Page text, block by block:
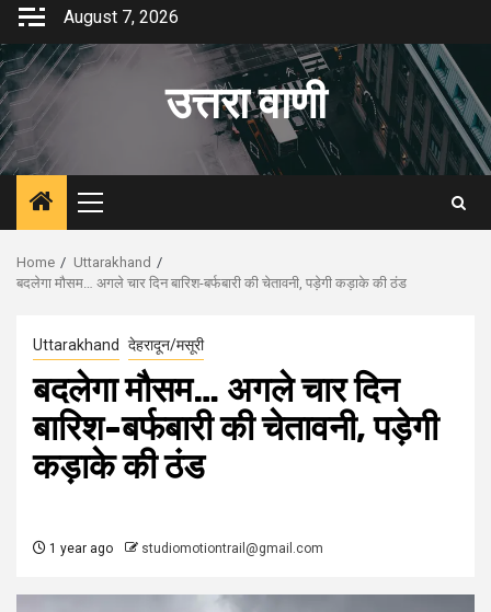
Skip
content
August 7, 2026
उत्तरा वाणी
Primary
Menu
Home
Uttarakhand
बदलेगा मौसम… अगले चार दिन बारिश-बर्फबारी की चेतावनी, पड़ेगी कड़ाके की ठंड
Uttarakhand देहरादून/मसूरी
बदलेगा मौसम… अगले चार दिन
बारिश-बर्फबारी की चेतावनी, पड़ेगी
कड़ाके की ठंड
1 year ago studiomotiontrail@gmail.com